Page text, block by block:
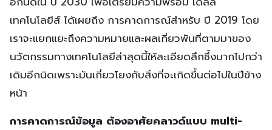
เทคโนโลยีส์ ได้เผยถึง การคาดการณ์สำหรับ ปี 2019 โดย
เราจะแยกแยะถึงความหมายและผลเกี่ยวพันที่ตามมาของ
นวัตกรรมทางเทคโนโลยีล่าสุดนี้ให้ละเอียดลึกซึ้งมากไปกว่า
เดิมอีกนิดเพราะมันเกี่ยวโยงกับสิ่งที่จะเกิดขึ้นต่อไปในปีข้าง
หน้า
การคาดการณ์ข้อมูล ต้องอาศัยคลาวด์แบบ multi-